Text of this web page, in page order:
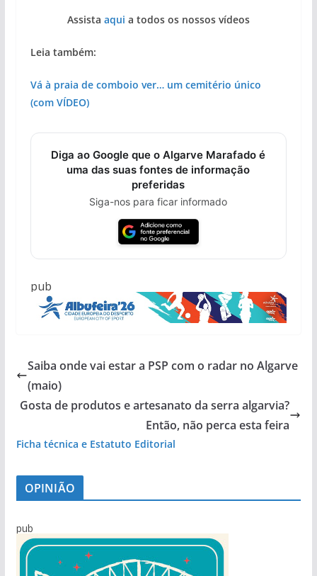
Assista aqui a todos os nossos vídeos
Leia também:
Vá à praia de comboio ver… um cemitério único
(com VÍDEO)
Diga ao Google que o Algarve Marafado é
uma das suas fontes de informação
preferidas
Siga-nos para ficar informado
pub
Saiba onde vai estar a PSP com o radar no Algarve
(maio)
Gosta de produtos e artesanato da serra algarvia?
Então, não perca esta feira
Ficha técnica e Estatuto Editorial
OPINIÃO
pub